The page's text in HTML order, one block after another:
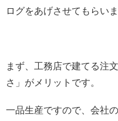
ログをあげさせてもらいま
まず、工務店で建てる注
さ」がメリットです。
一品生産ですので、会社